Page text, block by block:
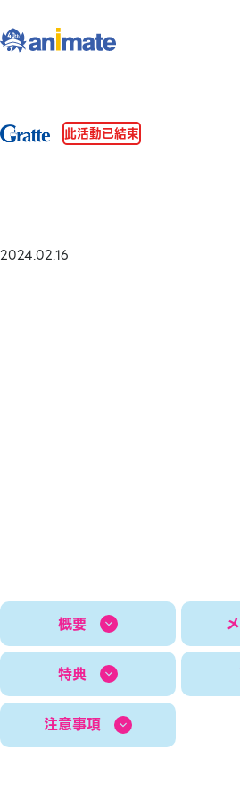
此活動已結束
2024.02.16
概要
特典
注意事項